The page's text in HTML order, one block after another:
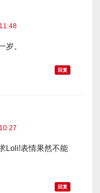
岁。
回复
Loli!表情果然不能
回复